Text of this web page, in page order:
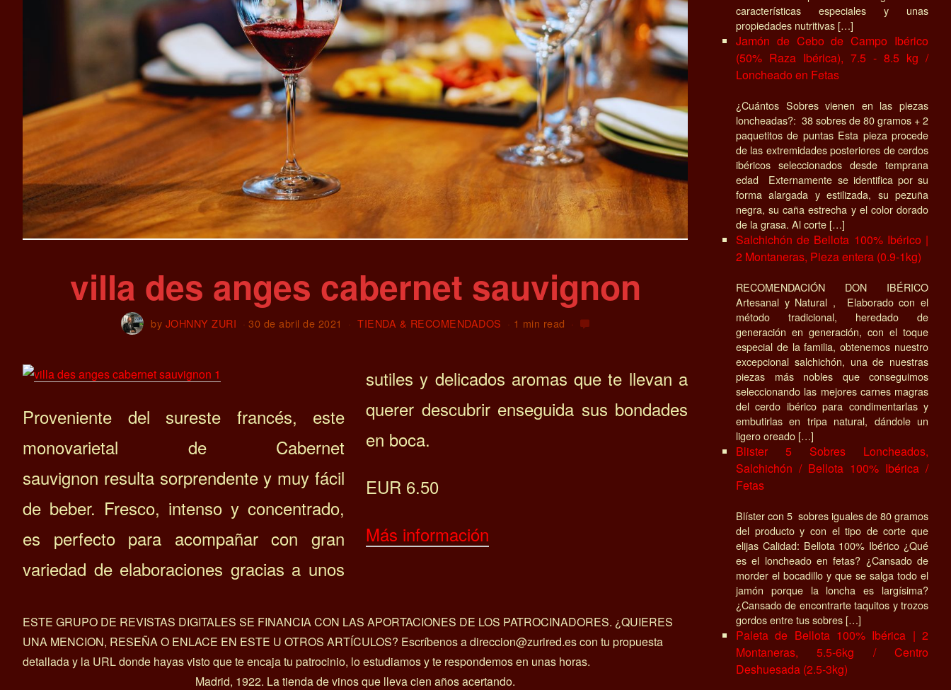
villa des anges cabernet sauvignon
by JOHNNY ZURI 30 de abril de 2021 TIENDA & RECOMENDADOS 1 min read
Proveniente del sureste francés, este
monovarietal de Cabernet
sauvignon resulta sorprendente y muy fácil
de beber. Fresco, intenso y concentrado,
es perfecto para acompañar con gran
variedad de elaboraciones gracias a unos
sutiles y delicados aromas que te llevan a
querer descubrir enseguida sus bondades
en boca.
EUR 6.50
Más información
ESTE GRUPO DE REVISTAS DIGITALES SE FINANCIA CON LAS APORTACIONES DE LOS PATROCINADORES. ¿QUIERES
UNA MENCION, RESEÑA O ENLACE EN ESTE U OTROS ARTÍCULOS? Escríbenos a direccion@zurired.es con tu propuesta
detallada y la URL donde hayas visto que te encaja tu patrocinio, lo estudiamos y te respondemos en unas horas.
Madrid, 1922. La tienda de vinos que lleva cien años acertando.
características especiales y unas
propiedades nutritivas […]
Jamón de Cebo de Campo Ibérico
(50% Raza Ibérica), 7.5 - 8.5 kg /
Loncheado en Fetas
¿Cuántos Sobres vienen en las piezas
loncheadas?: 38 sobres de 80 gramos + 2
paquetitos de puntas Esta pieza procede
de las extremidades posteriores de cerdos
ibéricos seleccionados desde temprana
edad Externamente se identifica por su
forma alargada y estilizada, su pezuña
negra, su caña estrecha y el color dorado
de la grasa. Al corte […]
Salchichón de Bellota 100% Ibérico |
2 Montaneras, Pieza entera (0.9-1kg)
RECOMENDACIÓN DON IBÉRICO
Artesanal y Natural , Elaborado con el
método tradicional, heredado de
generación en generación, con el toque
especial de la familia, obtenemos nuestro
excepcional salchichón, una de nuestras
piezas más nobles que conseguimos
seleccionando las mejores carnes magras
del cerdo ibérico para condimentarlas y
embutirlas en tripa natural, dándole un
ligero oreado […]
Blister 5 Sobres Loncheados,
Salchichón / Bellota 100% Ibérica /
Fetas
Blíster con 5 sobres iguales de 80 gramos
del producto y con el tipo de corte que
elijas Calidad: Bellota 100% Ibérico ¿Qué
es el loncheado en fetas? ¿Cansado de
morder el bocadillo y que se salga todo el
jamón porque la loncha es largísima?
¿Cansado de encontrarte taquitos y trozos
gordos entre tus sobres […]
Paleta de Bellota 100% Ibérica | 2
Montaneras, 5.5-6kg / Centro
Deshuesada (2.5-3kg)